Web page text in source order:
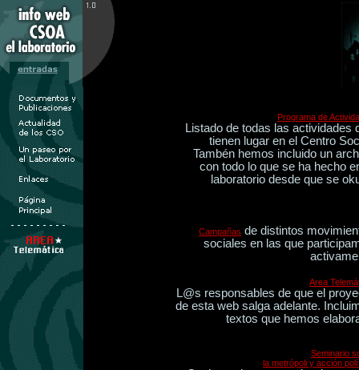
Programa de
Listado de todas las actividades
tienen lugar en el Centro
Tambén hemos incluido un
con todo lo que se ha hecho
laboratorio desde que se
Campañas de distintos
sociales en las que
Area
L@s responsables de que el
de esta web salga adelante.
textos que hemos
Seminario
la metrópoli y acción